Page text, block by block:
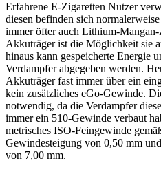
Erfahrene E-Zigaretten Nutzer
diesen befinden sich
immer öfter auch Lithium-
Akkuträger ist die Möglichkeit sie
hinaus kann gespeicherte Energie
Verdampfer abgegeben werden.
Akkuträger fast immer über ein
kein zusätzliches eGo-Gewinde.
notwendig, da die Verdampfer
immer ein 510-Gewinde verbaut
metrisches ISO-Feingewinde
Gewindesteigung von 0,50 mm
von 7,00 mm.